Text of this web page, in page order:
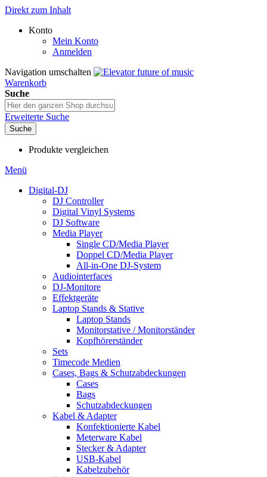
Direkt zum Inhalt
Konto
Mein Konto
Anmelden
Navigation umschalten
Warenkorb
Suche
Erweiterte Suche
Suche
Produkte vergleichen
Menü
Digital-DJ
DJ Controller
Digital Vinyl Systems
DJ Software
Media Player
Single CD/Media Player
Doppel CD/Media Player
All-in-One DJ-System
Audiointerfaces
DJ-Monitore
Effektgeräte
Laptop Stands & Stative
Laptop Stands
Monitorstative / Monitorständer
Kopfhörerständer
Sets
Timecode Medien
Cases, Bags & Schutzabdeckungen
Cases
Bags
Schutzabdeckungen
Kabel & Adapter
Konfektionierte Kabel
Meterware Kabel
Stecker & Adapter
USB-Kabel
Kabelzubehör